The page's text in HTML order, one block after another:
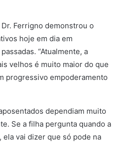
Ferrigno demonstrou o
hoje em dia em
“Atualmente, a
velhos é muito maior do que
progressivo empoderamento
dependiam muito
Se a filha pergunta quando a
vai dizer que só pode na